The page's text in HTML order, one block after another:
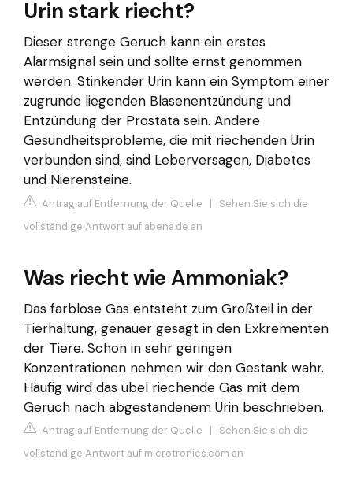
Urin stark riecht?
Dieser strenge Geruch kann ein erstes
Alarmsignal sein und sollte ernst genommen
werden. Stinkender Urin kann ein Symptom einer
zugrunde liegenden Blasenentzündung und
Entzündung der Prostata sein. Andere
Gesundheitsprobleme, die mit riechenden Urin
verbunden sind, sind Leberversagen, Diabetes
und Nierensteine.
Antrag auf Entfernung der Quelle | Sehen Sie sich die
vollständige Antwort auf abena.de an
Was riecht wie Ammoniak?
Das farblose Gas entsteht zum Großteil in der
Tierhaltung, genauer gesagt in den Exkrementen
der Tiere. Schon in sehr geringen
Konzentrationen nehmen wir den Gestank wahr.
Häufig wird das übel riechende Gas mit dem
Geruch nach abgestandenem Urin beschrieben.
Antrag auf Entfernung der Quelle | Sehen Sie sich die
vollständige Antwort auf microtronics.com an